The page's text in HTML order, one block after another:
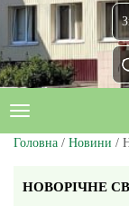
Головна / Новини /
НОВОРІЧНЕ